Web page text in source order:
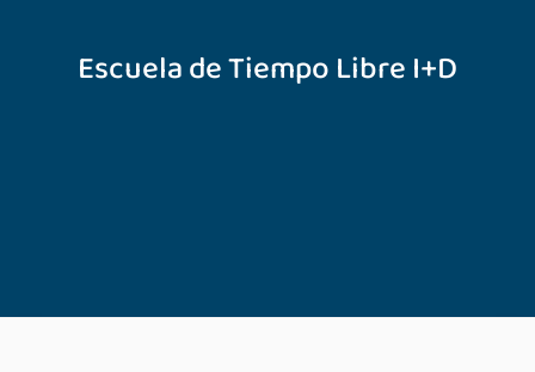
Escuela de Tiempo Libre I+D